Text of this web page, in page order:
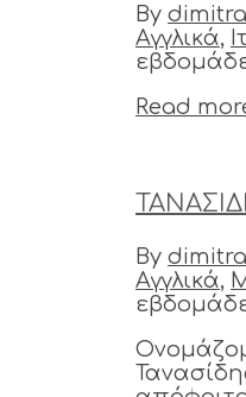
By
Αγγλικά,
Read
By
Αγγλικά,